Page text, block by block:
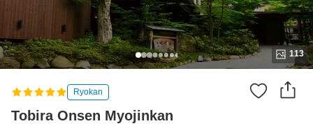
113
Ryokan
Tobira Onsen Myojinkan